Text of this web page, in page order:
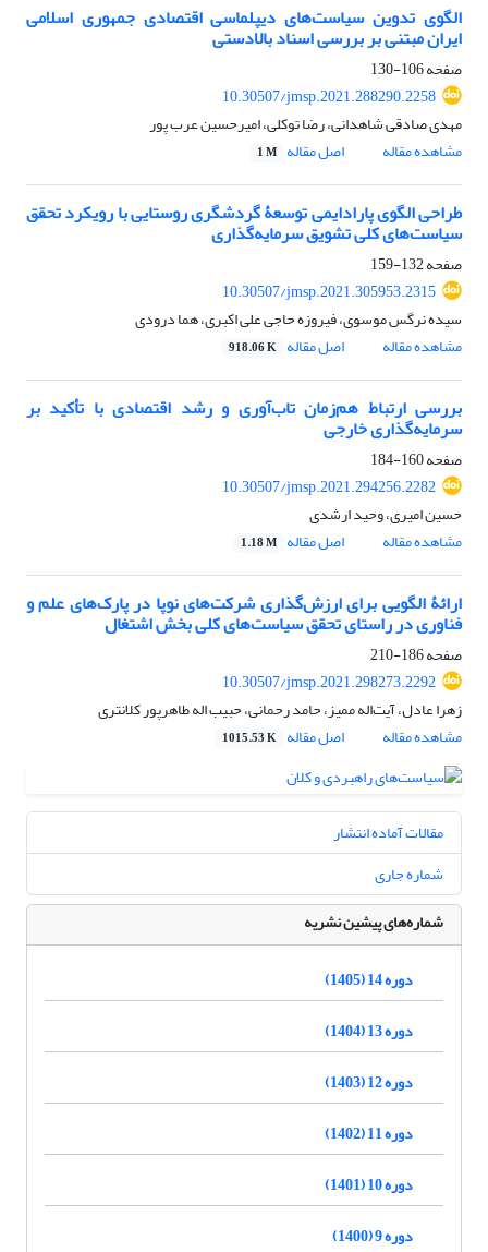
الگوی تدوین سیاست‌های دیپلماسی اقتصادی جمهوری اسلامی
ایران مبتنی بر بررسی اسناد بالادستی
صفحه106-130
10.30507/jmsp.2021.288290.2258
مهدی صادقی شاهدانی، رضا توکلی، امیرحسین عرب پور
مشاهده مقاله
اصل مقاله 1 M
طراحی الگوی پارادایمی توسعۀ گردشگری روستایی با رویکرد تحقق
سیاست‌های کلی تشویق سرمایه‌گذاری
صفحه132-159
10.30507/jmsp.2021.305953.2315
سیده نرگس موسوی، فیروزه حاجی علی اکبری، هما درودی
مشاهده مقاله
اصل مقاله 918.06 K
بررسی ارتباط هم‌زمان تاب‌آوری و رشد اقتصادی با تأکید بر
سرمایه‌گذاری خارجی
صفحه160-184
10.30507/jmsp.2021.294256.2282
حسین امیری، وحید ارشدی
مشاهده مقاله
اصل مقاله 1.18 M
ارائۀ الگویی برای ارزش‌گذاری شرکت‌های نوپا در پارک‌های علم و
فناوری در راستای تحقق سیاست‌های کلی بخش اشتغال
صفحه186-210
10.30507/jmsp.2021.298273.2292
زهرا عادل، آیتاله ممیز، حامد رحمانی، حبیب اله طاهرپور کلانتری
مشاهده مقاله
اصل مقاله 1015.53 K
مقالات آماده انتشار
شماره جاری
شماره‌های پیشین نشریه
دوره 14 (1405)
دوره 13 (1404)
دوره 12 (1403)
دوره 11 (1402)
دوره 10 (1401)
دوره 9 (1400)